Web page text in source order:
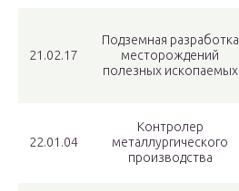
21.02.17
Подземная разработка
месторождений
полезных ископаемых
22.01.04
Контролер
металлургического
производства